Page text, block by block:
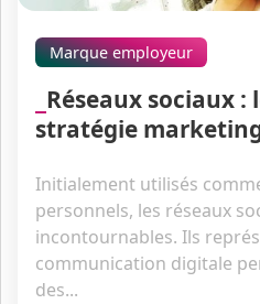
Marque employeur
Réseaux sociaux :
stratégie
Initialement utilisés
personnels, les réseaux
incontournables. Ils
communication digitale
des...